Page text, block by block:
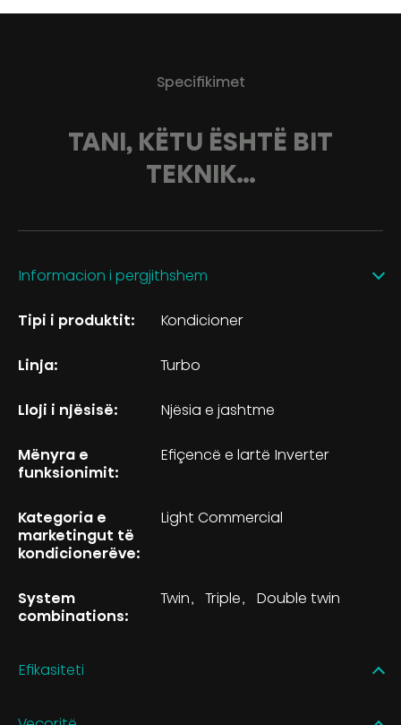
Specifikimet
TANI, KËTU ËSHTË BIT
TEKNIK…
Informacion i pergjithshem
Tipi i produktit: Kondicioner
Linja: Turbo
Lloji i njësisë: Njësia e jashtme
Mënyra e
funksionimit:
Efiçencë e lartë Inverter
Kategoria e
marketingut të
kondicionerëve:
Light Commercial
System
combinations:
Twin Triple Double twin
Efikasiteti